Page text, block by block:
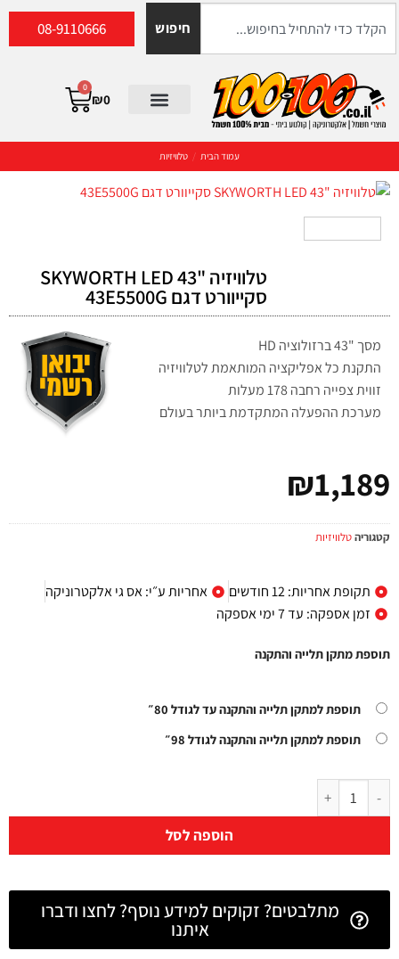
חיפוש 08-9110666
₪0
0
עמוד הבית / טלוויזיות
טלוויזיה "43 SKYWORTH LED
סקייוורט דגם 43E5500G
מסך "43 ברזולוציה HD
התקנת כל אפליקציה המותאמת לטלוויזיה
זווית צפייה רחבה 178 מעלות
מערכת ההפעלה המתקדמת ביותר בעולם
₪1,189
קטגוריהטלוויזיות
תקופת אחריות: 12 חודשים
אחריות ע״י: אס גי אלקטרוניקה
זמן אספקה: עד 7 ימי אספקה
תוספת מתקן תלייה והתקנה
תוספת למתקן תלייה והתקנה עד לגודל 80״
תוספת למתקן תלייה והתקנה לגודל 98״
הוספה לסל
מתלבטים? זקוקים למידע נוסף? לחצו ודברו
איתנו